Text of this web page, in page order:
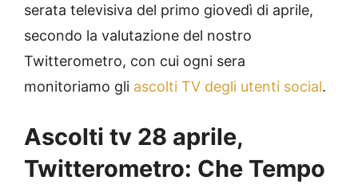
serata televisiva del primo giovedì di aprile,
secondo la valutazione del nostro
Twitterometro, con cui ogni sera
monitoriamo gli ascolti TV degli utenti social.
Ascolti tv 28 aprile,
Twitterometro: Che Tempo